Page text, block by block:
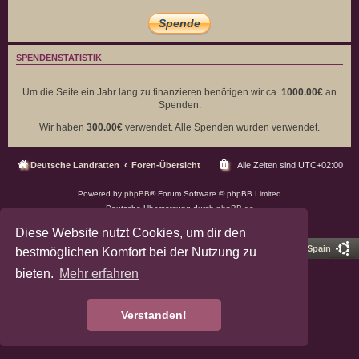
Diese Website nutzt Cookies, um dir den
bestmöglichen Komfort bei der Nutzung zu
bieten. Mehr erfahren
Verstanden!
SPENDENSTATISTIK
Um die Seite ein Jahr lang zu finanzieren benötigen wir ca. 1000.00€ an
Spenden.
Wir haben 300.00€ verwendet. Alle Spenden wurden verwendet.
Deutsche Landratten Foren-Übersicht Alle Zeiten sind UTC+02:00
Powered by phpBB® Forum Software © phpBB Limited
Deutsche Übersetzung durchphpBB.de
Pro Ubuntu Lucid Style Ported 3.3 by phpBB Spain